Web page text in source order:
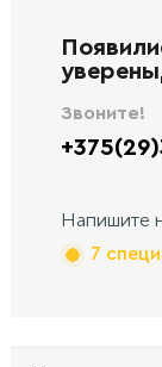
Звоните!
Напишите
7